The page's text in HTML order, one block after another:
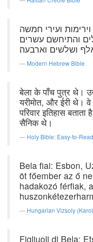
וירימות ועירי חמשה
והתיחשם עשרים
ושלשים וארבעה׃
Modern Hebrew Bible
बेला के पाँच पुत्र थे।
यरीमोत, और ईरी थे।
परिवार इतिहास
सैनिक थे।
Holy Bible: Easy-to-
Bela fiai: Esbon,
öt főember az ő
hadakozó férfiak,
Hungarian Vizsoly
Figliuoli di Bela: